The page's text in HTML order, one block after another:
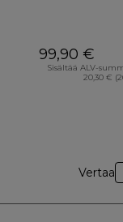
99,90 €
Sisältää ALV-
20,30 €
Vertaa